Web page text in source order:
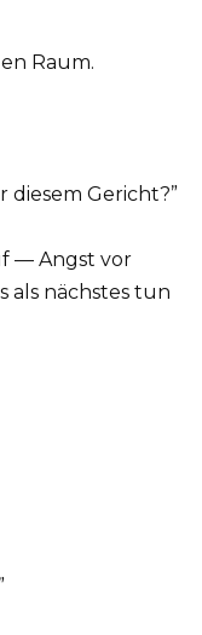
Raum.
diesem Gericht?”
— Angst vor
als nächstes tun